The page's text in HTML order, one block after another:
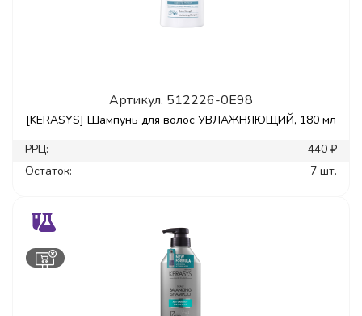
Артикул. 512226-0E98
[KERASYS] Шампунь для волос УВЛАЖНЯЮЩИЙ, 180 мл
РРЦ:
440 ₽
Остаток:
7 шт.